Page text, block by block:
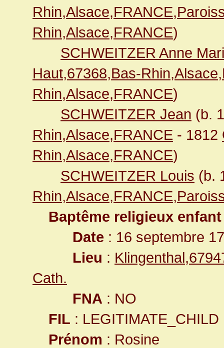
Rhin,Alsace,FRANCE)
SCHWEITZER Anne
Haut,67368,Bas-
Rhin,Alsace,FRANCE)
SCHWEITZER Jean (b.
Rhin,Alsace,FRANCE - 1812
Rhin,Alsace,FRANCE)
SCHWEITZER Louis (b.
Baptême religieux enfant
Date : 16 septembre
Lieu :
Cath.
FNA : NO
FIL : LEGITIMATE_CHILD
Prénom : Rosine